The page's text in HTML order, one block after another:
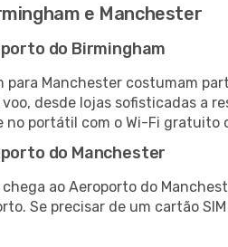
e Manchester
do Birmingham
para Manchester costumam
desde lojas sofisticadas a
no portátil com o Wi-Fi
do Manchester
ao Aeroporto do
Se precisar de um cartão